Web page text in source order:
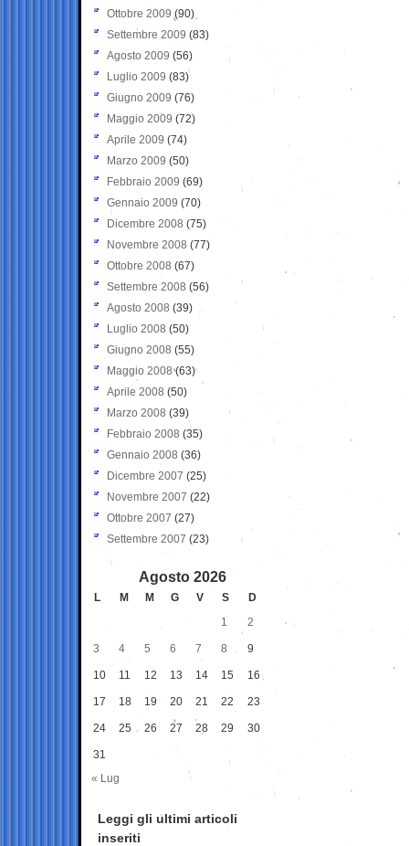
Ottobre 2009 (90)
Settembre 2009 (83)
Agosto 2009 (56)
Luglio 2009 (83)
Giugno 2009 (76)
Maggio 2009 (72)
Aprile 2009 (74)
Marzo 2009 (50)
Febbraio 2009 (69)
Gennaio 2009 (70)
Dicembre 2008 (75)
Novembre 2008 (77)
Ottobre 2008 (67)
Settembre 2008 (56)
Agosto 2008 (39)
Luglio 2008 (50)
Giugno 2008 (55)
Maggio 2008(63)
Aprile 2008 (50)
Marzo 2008 (39)
Febbraio 2008 (35)
Gennaio 2008 (36)
Dicembre 2007 (25)
Novembre 2007 (22)
Ottobre 2007 (27)
Settembre 2007 (23)
Agosto 2026
L M M G V S
D
1
2
3 4 5 6 7 8 9
10 11 12 13 14 15 16
17 18 19 20 21 22 23
24 25 26 27 28 29 30
31
« Lug
Leggi gli ultimi articoli
inseriti